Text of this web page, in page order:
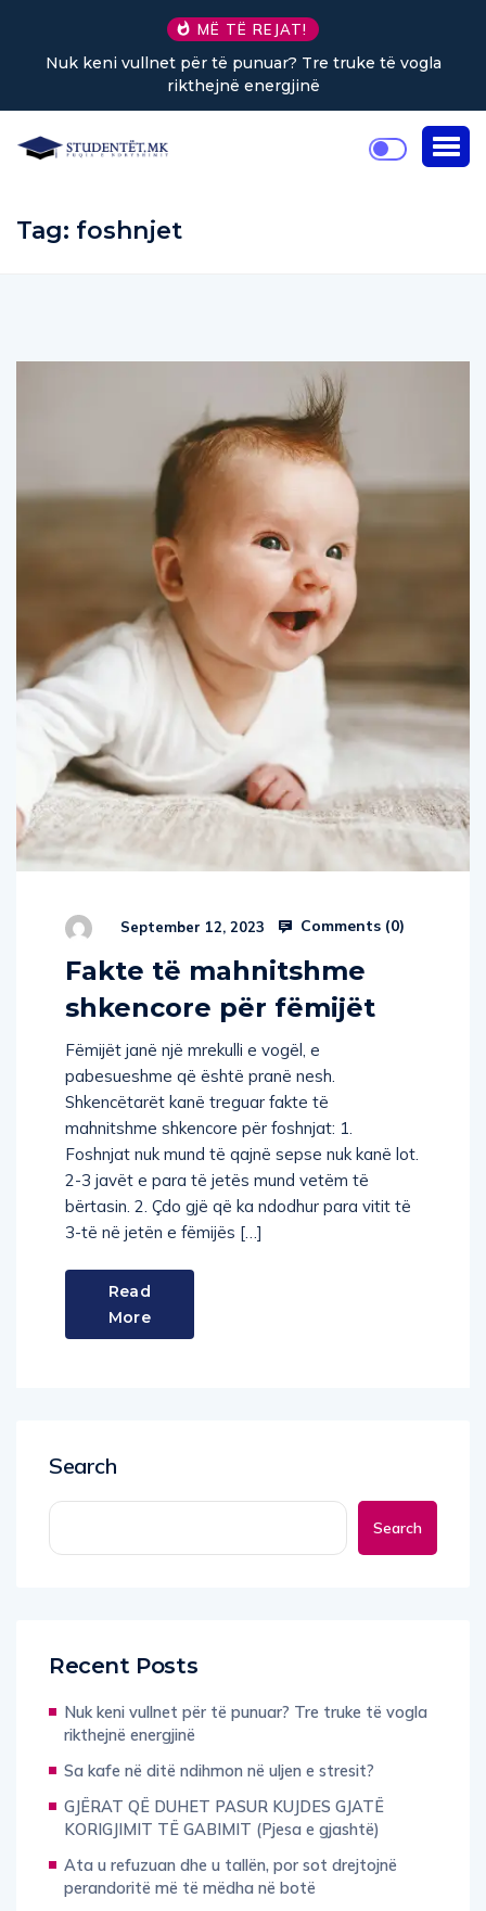
MË TË REJAT!
Nuk keni vullnet për të punuar? Tre truke të vogla
rikthejnë energjinë
Tag: foshnjet
September 12, 2023 Comments (0)
Fakte të mahnitshme
shkencore për fëmijët
Fëmijët janë një mrekulli e vogël, e
pabesueshme që është pranë nesh.
Shkencëtarët kanë treguar fakte të
mahnitshme shkencore për foshnjat: 1.
Foshnjat nuk mund të qajnë sepse nuk kanë lot.
2-3 javët e para të jetës mund vetëm të
bërtasin. 2. Çdo gjë që ka ndodhur para vitit të
3-të në jetën e fëmijës […]
Read
More
Search
Search
Recent Posts
Nuk keni vullnet për të punuar? Tre truke të vogla
rikthejnë energjinë
Sa kafe në ditë ndihmon në uljen e stresit?
GJËRAT QË DUHET PASUR KUJDES GJATË
KORIGJIMIT TË GABIMIT (Pjesa e gjashtë)
Ata u refuzuan dhe u tallën, por sot drejtojnë
perandoritë më të mëdha në botë